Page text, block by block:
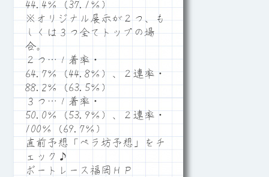
44.4％（37.1％）
※オリジナル展示が２つ、も
しくは３つ全てトップの場
合。
２つ…１着率・
64.7％（44.8％）、２連率・
88.2％（63.5％）
３つ…１着率・
50.0％（53.9％）、２連率・
100％（69.7％）
直前予想「ペラ坊予想」をチ
ェック♪
ボートレース福岡ＨＰ